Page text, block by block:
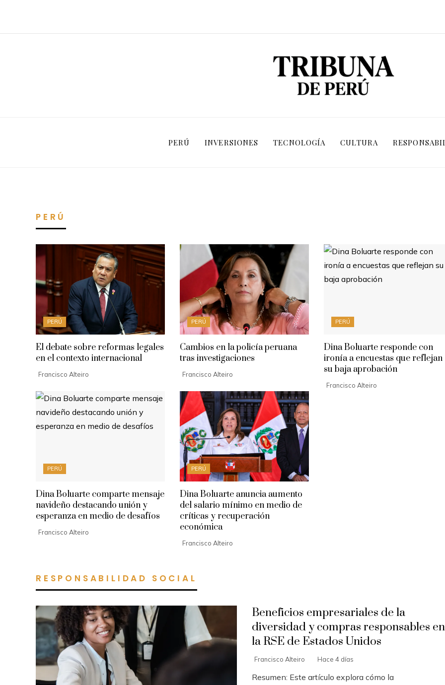
PERÚ INVERSIONES TECNOLOGÍA CULTURA
PERÚ
PERÚ
El debate sobre reformas legales
en el contexto internacional
Francisco Alteiro
PERÚ
Cambios en la policía peruana
tras investigaciones
Francisco Alteiro
PERÚ
Dina Boluarte responde con
ironía a encuestas que reflejan
su baja aprobación
Francisco Alteiro
PERÚ
Dina Boluarte comparte mensaje
navideño destacando unión y
esperanza en medio de desafíos
Francisco Alteiro
PERÚ
Dina Boluarte anuncia aumento
del salario mínimo en medio de
críticas y recuperación
económica
Francisco Alteiro
RESPONSABILIDAD SOCIAL
Beneficios empresariales de la
diversidad y compras responsables en
la RSE de Estados Unidos
Francisco Alteiro Hace 4 días
Resumen: Este artículo explora cómo la